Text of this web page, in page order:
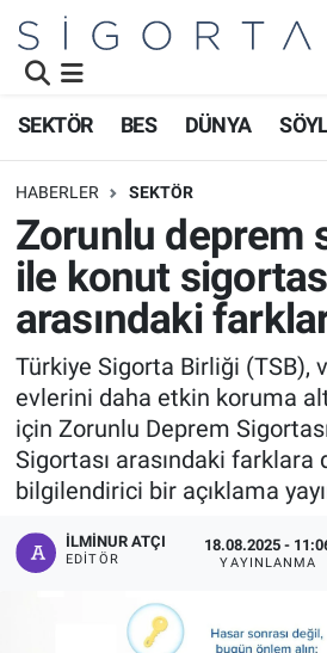
SEKTÖR BES DÜNYA
HABERLER SEKTÖR
Zorunlu deprem
ile konut
arasındaki
Türkiye Sigorta Birliği (TSB),
evlerini daha etkin koruma
için Zorunlu Deprem
Sigortası arasındaki farklara
bilgilendirici bir açıklama
İLMINUR ATÇI
EDITÖR
18.08.2025 -
YAYINLANMA
Namaz Vakitleri
Trafik Durumu
Süper Lig Puan Durumu ve
Tüm Manşetler
Son Dakika Haberleri